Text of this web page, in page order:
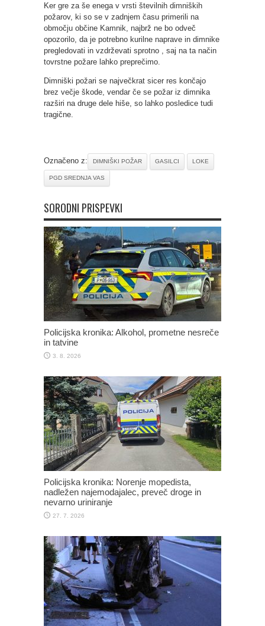
Ker gre za še enega v vrsti številnih dimniških
požarov, ki so se v zadnjem času primerili na
območju občine Kamnik, najbrž ne bo odveč
opozorilo, da je potrebno kurilne naprave in dimnike
pregledovati in vzdrževati sprotno , saj na ta način
tovrstne požare lahko preprečimo.
Dimniški požari se največkrat sicer res končajo
brez večje škode, vendar če se požar iz dimnika
razširi na druge dele hiše, so lahko posledice tudi
tragične.
Označeno z: DIMNIŠKI POŽAR GASILCI LOKE
PGD SREDNJA VAS
SORODNI PRISPEVKI
Policijska kronika: Alkohol, prometne nesreče
in tatvine
3. 8. 2026
Policijska kronika: Norenje mopedista,
nadležen najemodajalec, preveč droge in
nevarno uriniranje
27. 7. 2026